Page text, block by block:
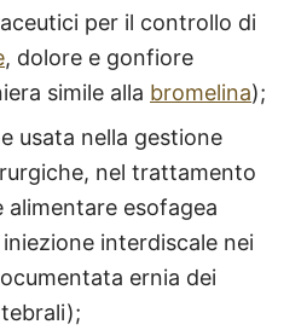
per il controllo di
, dolore e gonfiore
simile alla bromelina);
usata nella gestione
nel trattamento
alimentare esofagea
interdiscale nei
ernia dei